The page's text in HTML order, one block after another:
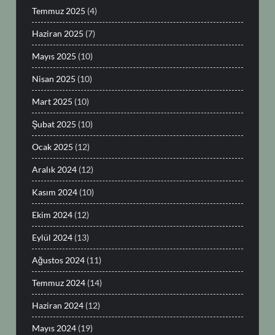
Temmuz 2025 (4)
Haziran 2025 (7)
Mayıs 2025 (10)
Nisan 2025 (10)
Mart 2025 (10)
Şubat 2025 (10)
Ocak 2025 (12)
Aralık 2024 (12)
Kasım 2024 (10)
Ekim 2024 (12)
Eylül 2024 (13)
Ağustos 2024 (11)
Temmuz 2024 (14)
Haziran 2024 (12)
Mayıs 2024 (19)